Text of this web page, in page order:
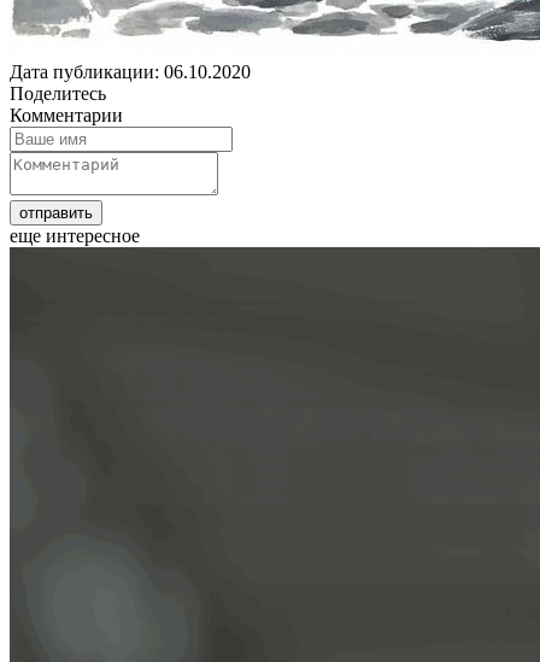
Дата публикации: 06.10.2020
Поделитесь
Комментарии
еще интересное